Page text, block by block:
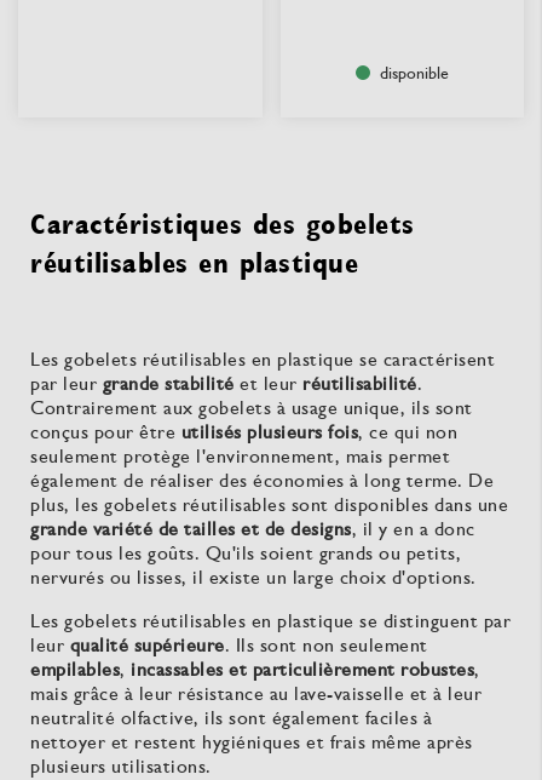
disponible
Caractéristiques des gobelets
réutilisables en plastique
Les gobelets réutilisables en plastique se caractérisent
par leur grande stabilité et leur réutilisabilité.
Contrairement aux gobelets à usage unique, ils sont
conçus pour être utilisés plusieurs fois, ce qui non
seulement protège l'environnement, mais permet
également de réaliser des économies à long terme. De
plus, les gobelets réutilisables sont disponibles dans une
grande variété de tailles et de designs, il y en a donc
pour tous les goûts. Qu'ils soient grands ou petits,
nervurés ou lisses, il existe un large choix d'options.
Les gobelets réutilisables en plastique se distinguent par
leur qualité supérieure. Ils sont non seulement
empilables, incassables et particulièrement robustes,
mais grâce à leur résistance au lave-vaisselle et à leur
neutralité olfactive, ils sont également faciles à
nettoyer et restent hygiéniques et frais même après
plusieurs utilisations.